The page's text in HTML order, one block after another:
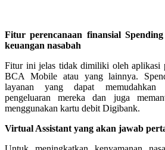
Fitur perencanaan finansial
keuangan nasabah
Fitur ini jelas tidak dimiliki oleh aplikasi
BCA Mobile atau yang lainnya.
layanan yang dapat memudahkan
pengeluaran mereka dan juga
menggunakan kartu debit Digibank.
Virtual Assistant yang akan jawab